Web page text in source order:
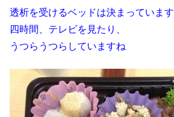
透析を受けるベッドは決まっています
四時間、テレビを見たり、
うつらうつらしていますね